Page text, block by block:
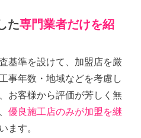
た専門業者だけを紹
基準を設けて、加盟店を厳
事年数・地域などを考慮し
お客様から評価が芳しく無
優良施工店のみが加盟を継
ます。